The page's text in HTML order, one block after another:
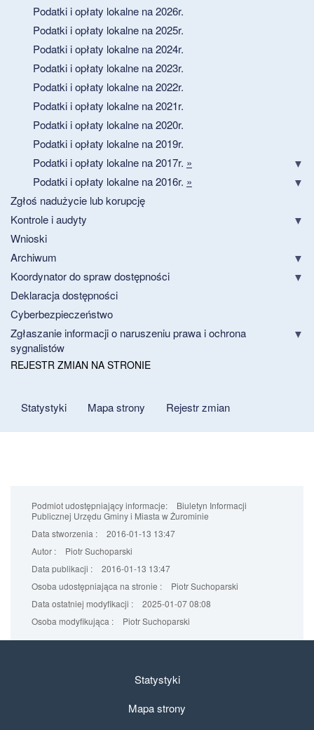
Podatki i opłaty lokalne na 2026r.
Podatki i opłaty lokalne na 2025r.
Podatki i opłaty lokalne na 2024r.
Podatki i opłaty lokalne na 2023r.
Podatki i opłaty lokalne na 2022r.
Podatki i opłaty lokalne na 2021r.
Podatki i opłaty lokalne na 2020r.
Podatki i opłaty lokalne na 2019r.
Podatki i opłaty lokalne na 2017r. »
Podatki i opłaty lokalne na 2016r. »
Zgłoś nadużycie lub korupcję
Kontrole i audyty
Wnioski
Archiwum
Koordynator do spraw dostępności
Deklaracja dostępności
Cyberbezpieczeństwo
Zgłaszanie informacji o naruszeniu prawa i ochrona
sygnalistów
REJESTR ZMIAN NA STRONIE
Statystyki Mapa strony Rejestr zmian
Podmiot udostępniający informacje:
Biuletyn Informacji
Publicznej Urzędu Gminy i Miasta w Żurominie
Data stworzenia :
2016-01-13 13:47
Autor :
Piotr Suchoparski
Data publikacji :
2016-01-13 13:47
Osoba udostępniająca na stronie :
Piotr Suchoparski
Data ostatniej modyfikacji :
2025-01-07 08:08
Osoba modyfikująca :
Piotr Suchoparski
Statystyki
Mapa strony